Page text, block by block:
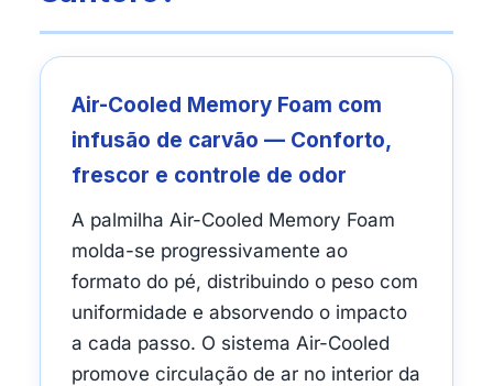
Air-Cooled Memory Foam com
infusão de carvão — Conforto,
frescor e controle de odor
A palmilha Air-Cooled Memory Foam
molda-se progressivamente ao
formato do pé, distribuindo o peso com
uniformidade e absorvendo o impacto
a cada passo. O sistema Air-Cooled
promove circulação de ar no interior da